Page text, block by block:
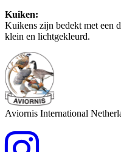
Kuiken:
Kuikens zijn bedekt met een
klein en lichtgekleurd.
Aviornis International